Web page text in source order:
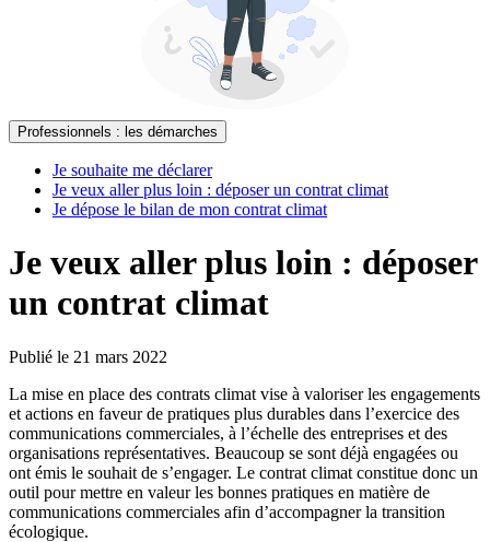
Professionnels : les démarches
Je souhaite me déclarer
Je veux aller plus loin : déposer un contrat climat
Je dépose le bilan de mon contrat climat
Je veux aller plus loin : déposer
un contrat climat
Publié le 21 mars 2022
La mise en place des contrats climat vise à valoriser les engagements
et actions en faveur de pratiques plus durables dans l’exercice des
communications commerciales, à l’échelle des entreprises et des
organisations représentatives. Beaucoup se sont déjà engagées ou
ont émis le souhait de s’engager. Le contrat climat constitue donc un
outil pour mettre en valeur les bonnes pratiques en matière de
communications commerciales afin d’accompagner la transition
écologique.